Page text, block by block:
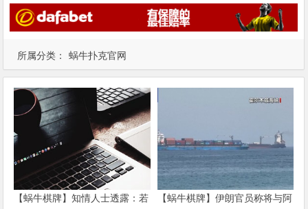
所属分类： 蜗牛扑克官网
【蜗牛棋牌】知情人士透露：若
【蜗牛棋牌】伊朗官员称将与阿